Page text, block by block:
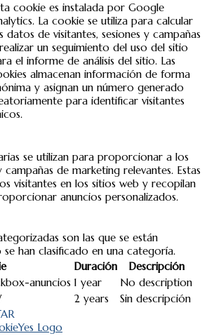
cookie es instalada por Google
La cookie se utiliza para calcular
datos de visitantes, sesiones y campañas
un seguimiento del uso del sitio
el informe de análisis del sitio. Las
almacenan información de forma
y asignan un número generado
para identificar visitantes
se utilizan para proporcionar a los
campañas de marketing relevantes. Estas
visitantes en los sitios web y recopilan
anuncios personalizados.
son las que se están
han clasificado en una categoría.
Duración
Descripción
anuncios 1 year
No description
2 years
Sin descripción